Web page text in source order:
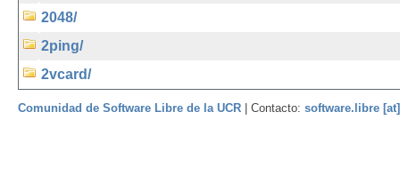
2048/
2ping/
2vcard/
Comunidad de Software Libre de la UCR | Contacto: software.libre